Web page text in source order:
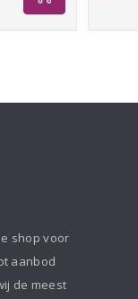
shop voor
aanbod
de meest